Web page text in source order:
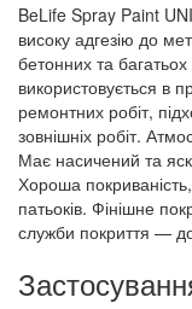
BeLife Spray Paint
високу адгезію до
бетонних та
використовується в
ремонтних робіт,
зовнішніх робіт.
Має насичений та
Хороша
патьоків. Фінішне
служби покриття —